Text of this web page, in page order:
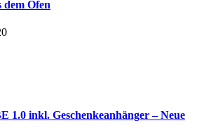
dem Ofen
1.0 inkl. Geschenkeanhänger – Neue